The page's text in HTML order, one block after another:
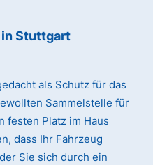
in Stuttgart
als Schutz für das
Sammelstelle für
festen Platz im Haus
dass Ihr Fahrzeug
Sie sich durch ein